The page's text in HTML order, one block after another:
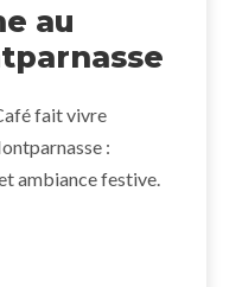
au
fait vivre
:
ambiance festive.